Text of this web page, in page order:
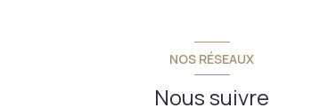
NOS RÉSEAUX
Nous suivre